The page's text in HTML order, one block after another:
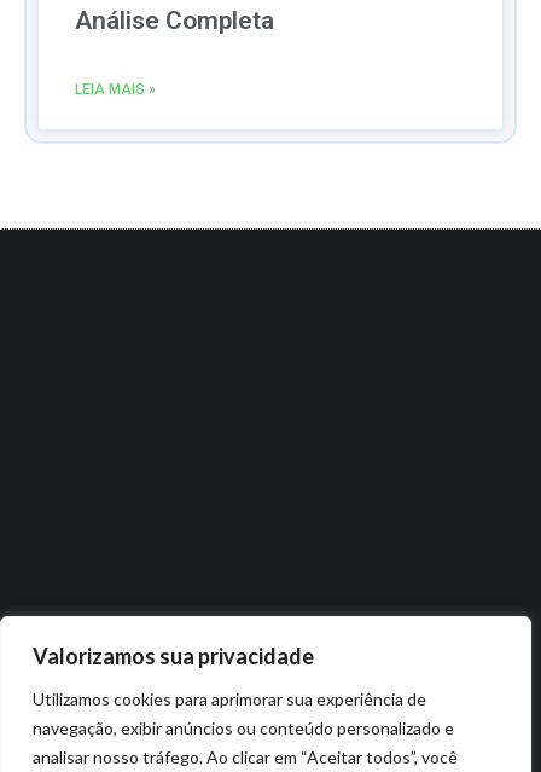
Valorizamos sua privacidade
Utilizamos cookies para aprimorar sua experiência de
navegação, exibir anúncios ou conteúdo personalizado e
analisar nosso tráfego. Ao clicar em “Aceitar todos”, você
Análise Completa
LEIA MAIS »